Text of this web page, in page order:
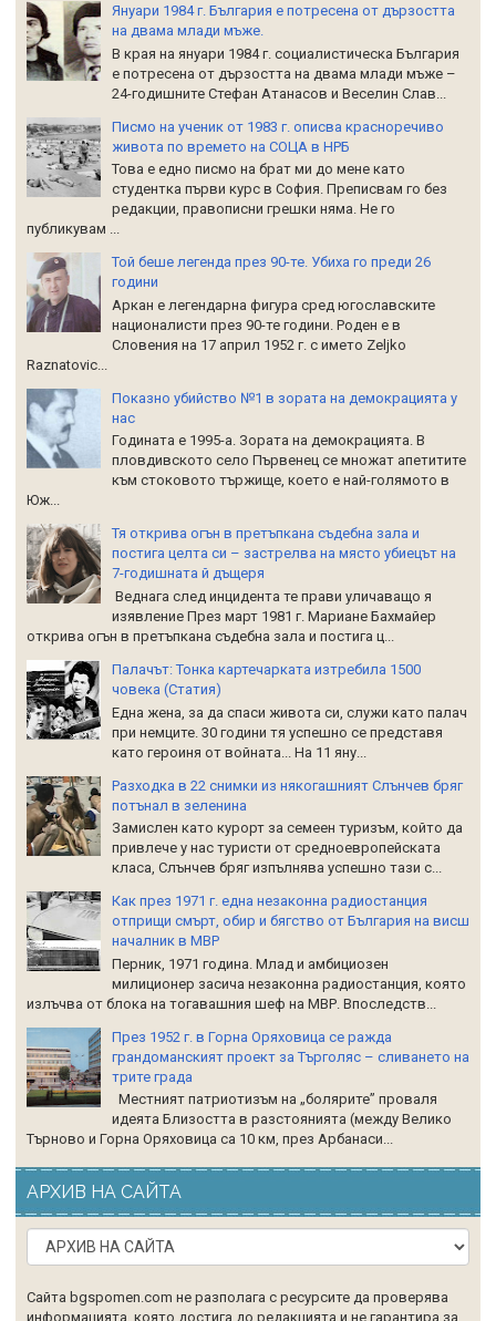
Януари 1984 г. България е потресена от дързостта
на двама млади мъже.
В края на януари 1984 г. социалистическа България
е потресена от дързостта на двама млади мъже –
24-годишните Стефан Атанасов и Веселин Слав...
Писмо на ученик от 1983 г. описва красноречиво
живота по времето на СОЦА в НРБ
Това е едно писмо на брат ми до мене като
студентка първи курс в София. Преписвам го без
редакции, правописни грешки няма. Не го
публикувам ...
Той беше легенда през 90-те. Убиха го преди 26
години
Аркан е легендарна фигура сред югославските
националисти през 90-те години. Роден е в
Словения на 17 април 1952 г. с името Zeljko
Raznatoviс...
Показно убийство №1 в зората на демокрацията у
нас
Годината е 1995-а. Зората на демокрацията. В
пловдивското село Първенец се множат апетитите
към стоковото тържище, което е най-голямото в
Юж...
Тя открива огън в претъпкана съдебна зала и
постига целта си – застрелва на място убиецът на
7-годишната й дъщеря
Веднага след инцидента те прави уличаващо я
изявление През март 1981 г. Мариане Бахмайер
открива огън в претъпкана съдебна зала и постига ц...
Палачът: Тонка картечарката изтребила 1500
човека (Статия)
Една жена, за да спаси живота си, служи като палач
при немците. 30 години тя успешно се представя
като героиня от войната... На 11 яну...
Разходка в 22 снимки из някогашният Слънчев бряг
потънал в зеленина
Замислен като курорт за семеен туризъм, който да
привлече у нас туристи от средноевропейската
класа, Слънчев бряг изпълнява успешно тази с...
Как през 1971 г. една незаконна радиостанция
отприщи смърт, обир и бягство от България на висш
началник в МВР
Перник, 1971 година. Млад и амбициозен
милиционер засича незаконна радиостанция, която
излъчва от блока на тогавашния шеф на МВР. Впоследств...
През 1952 г. в Горна Оряховица се ражда
грандоманският проект за Търголяс – сливането на
трите града
Местният патриотизъм на „болярите” проваля
идеята Близостта в разстоянията (между Велико
Търново и Горна Оряховица са 10 км, през Арбанаси...
АРХИВ НА САЙТА
Сайта bgspomen.com не разполага с ресурсите да проверява
информацията, която достига до редакцията и не гарантира за